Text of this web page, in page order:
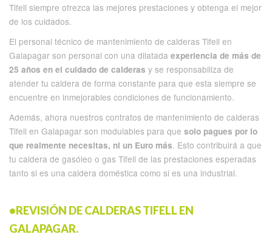
Tifell siempre ofrezca las mejores prestaciones y obtenga el mejor
de los cuidados.
El personal técnico de mantenimiento de calderas Tifell en
Galapagar son personal con una dilatada experiencia de más de
25 años en el cuidado de calderas y se responsabiliza de
atender tu caldera de forma constante para que esta siempre se
encuentre en inmejorables condiciones de funcionamiento.
Además, ahora nuestros contratos de mantenimiento de calderas
Tifell en Galapagar son modulables para que solo pagues por lo
que realmente necesitas, ni un Euro más. Esto contribuirá a que
tu caldera de gasóleo o gas Tifell de las prestaciones esperadas
tanto si es una caldera doméstica como si es una industrial.
•REVISIÓN DE CALDERAS TIFELL EN
GALAPAGAR.